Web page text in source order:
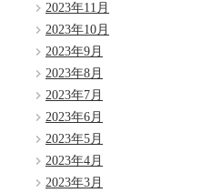
2023年11月
2023年10月
2023年9月
2023年8月
2023年7月
2023年6月
2023年5月
2023年4月
2023年3月